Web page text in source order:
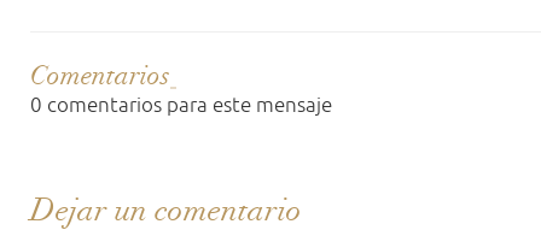
Comentarios
0 comentarios para este mensaje
Dejar un comentario